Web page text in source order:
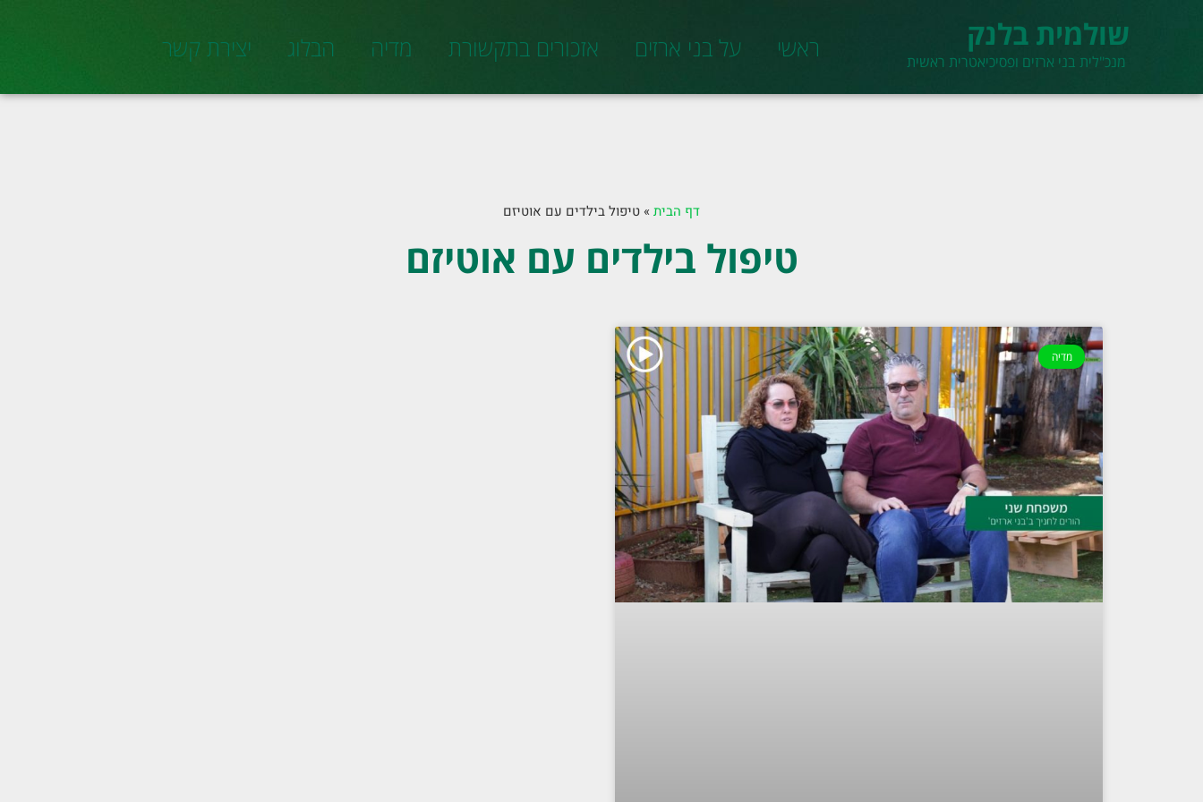
שולמית בלנק
מנכ"לית בני ארזים ופסיכיאטרית ראשית ראשי על בני ארזים אזכורים בתקשורת מדיה הבלוג יצירת קשר
דף הבית » טיפול בילדים עם אוטיזם
טיפול בילדים עם אוטיזם
מדיה